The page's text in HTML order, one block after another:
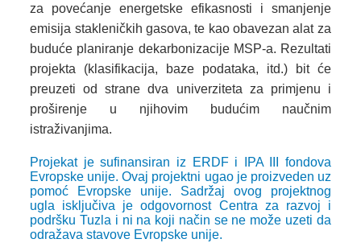
za povećanje energetske efikasnosti i smanjenje
emisija stakleničkih gasova, te kao obavezan alat za
buduće planiranje dekarbonizacije MSP-a. Rezultati
projekta (klasifikacija, baze podataka, itd.) bit će
preuzeti od strane dva univerziteta za primjenu i
proširenje u njihovim budućim naučnim
istraživanjima.
Projekat je sufinansiran iz ERDF i IPA III fondova
Evropske unije. Ovaj projektni ugao je proizveden uz
pomoć Evropske unije. Sadržaj ovog projektnog
ugla isključiva je odgovornost Centra za razvoj i
podršku Tuzla i ni na koji način se ne može uzeti da
odražava stavove Evropske unije.